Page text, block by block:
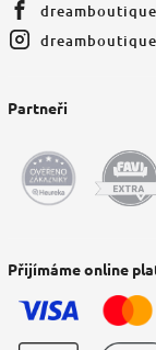
Partneři
Přijímáme online